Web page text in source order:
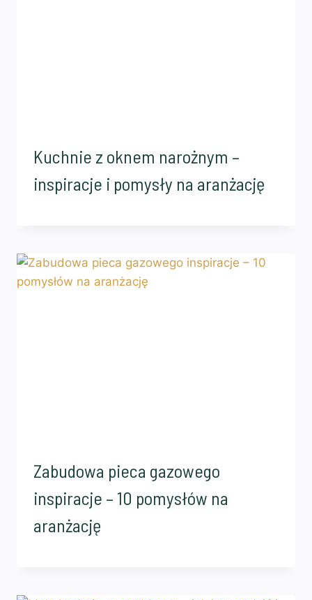
Kuchnie z oknem narożnym –
inspiracje i pomysły na aranżację
Zabudowa pieca gazowego
inspiracje – 10 pomysłów na
aranżację